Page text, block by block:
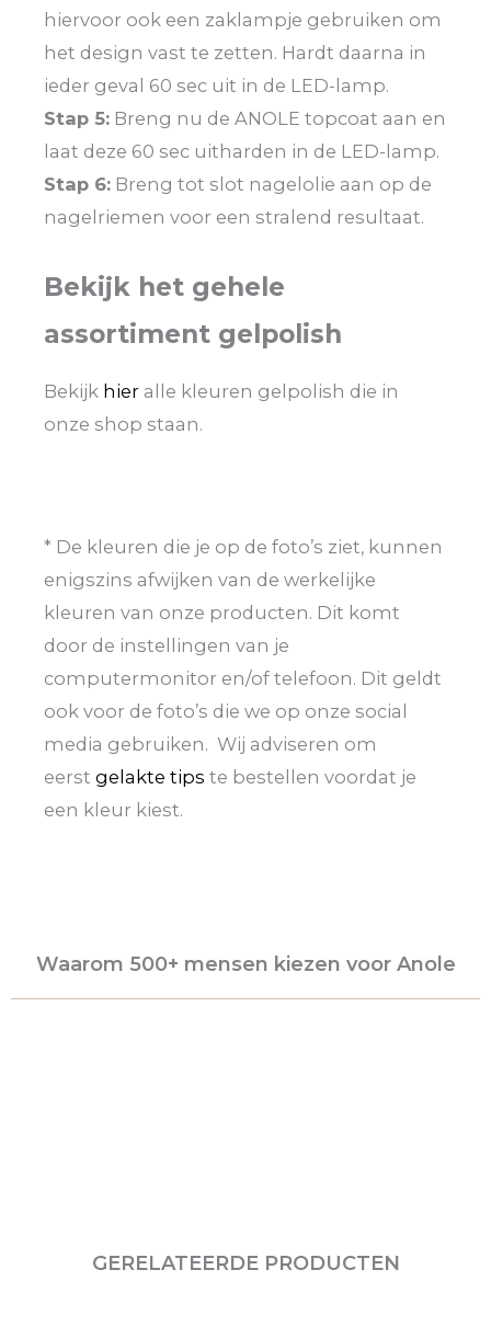
hiervoor ook een zaklampje gebruiken om
het design vast te zetten. Hardt daarna in
ieder geval 60 sec uit in de LED-lamp.
Stap 5: Breng nu de ANOLE topcoat aan en
laat deze 60 sec uitharden in de LED-lamp.
Stap 6: Breng tot slot nagelolie aan op de
nagelriemen voor een stralend resultaat.
Bekijk het gehele
assortiment gelpolish
Bekijk hier alle kleuren gelpolish die in
onze shop staan.
* De kleuren die je op de foto’s ziet, kunnen
enigszins afwijken van de werkelijke
kleuren van onze producten. Dit komt
door de instellingen van je
computermonitor en/of telefoon. Dit geldt
ook voor de foto’s die we op onze social
media gebruiken. Wij adviseren om
eerst gelakte tips te bestellen voordat je
een kleur kiest.
Waarom 500+ mensen kiezen voor Anole
GERELATEERDE PRODUCTEN